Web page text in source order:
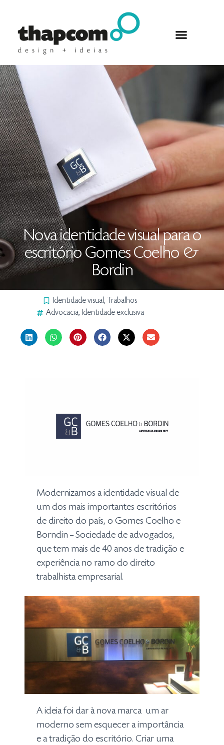
Nova identidade visual para o
escritório Gomes Coelho &
Bordin
Identidade visual ,
Trabalhos
Advocacia, Identidade exclusiva
Modernizamos a identidade visual de
um dos mais importantes escritórios
de direito do país, o Gomes Coelho e
Borndin – Sociedade de advogados,
que tem mais de 40 anos de tradição e
experiência no ramo do direito
trabalhista empresarial.
A ideia foi dar à nova marca um ar
moderno sem esquecer a importância
e a tradição do escritório. Criar uma